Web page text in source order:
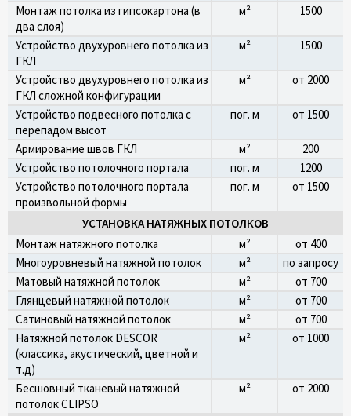
Монтаж потолка из гипсокартона (в
два слоя)
м² 1500
Устройство двухуровнего потолка из
ГКЛ
м² 1500
Устройство двухуровнего потолка из
ГКЛ сложной конфигурации
м² от 2000
Устройство подвесного потолка с
перепадом высот
пог. м от 1500
Армирование швов ГКЛ м²
200
Устройство потолочного портала
пог. м
1200
Устройство потолочного портала
произвольной формы
пог. м от 1500
УСТАНОВКА НАТЯЖНЫХ ПОТОЛКОВ
Монтаж натяжного потолка
м²
от 400
Многоуровневый натяжной потолок
м²
по запросу
Матовый натяжной потолок
м²
от 700
Глянцевый натяжной потолок
м²
от 700
Сатиновый натяжной потолок
м²
от 700
Натяжной потолок DESCOR
(классика, акустический, цветной и
т.д)
м² от 1000
Бесшовный тканевый натяжной
потолок CLIPSO
м² от 2000